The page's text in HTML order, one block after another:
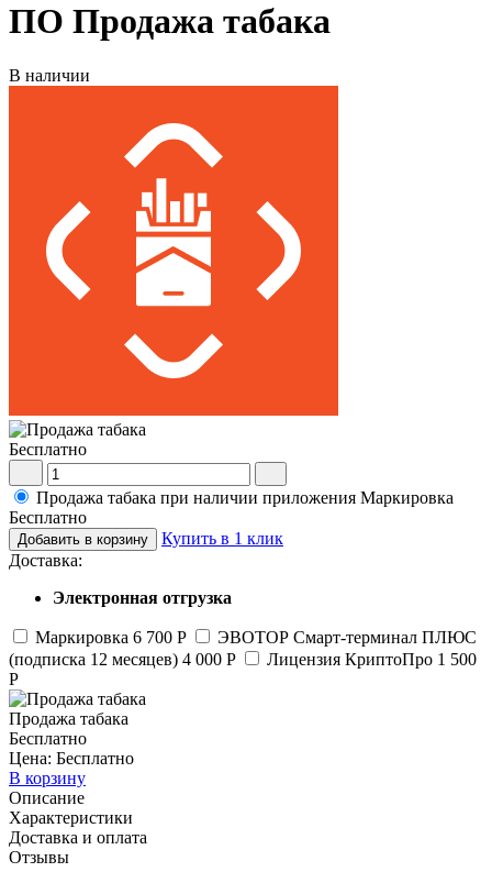
ПО Продажа табака
В наличии
Бесплатно
Продажа табака при наличии приложения Маркировка
Бесплатно
Добавить в корзину
Купить в 1 клик
Доставка:
Электронная отгрузка
Маркировка 6 700 Р
ЭВОТОР Смарт-терминал ПЛЮС
(подписка 12 месяцев) 4 000 Р Лицензия КриптоПро 1 500
Р
Продажа табака
Бесплатно
Цена: Бесплатно
В корзину
Описание
Характеристики
Доставка и оплата
Отзывы